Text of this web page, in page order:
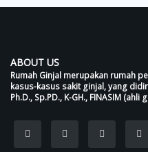
ABOUT US
Rumah Ginjal merupakan rumah
kasus-kasus sakit ginjal, yang
Ph.D., Sp.PD., K-GH., FINASIM